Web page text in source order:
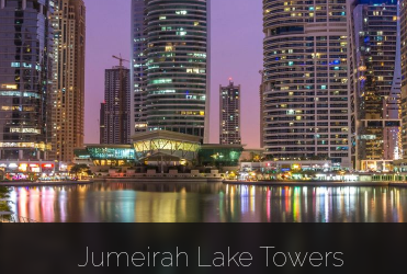
Jumeirah Lake Towers